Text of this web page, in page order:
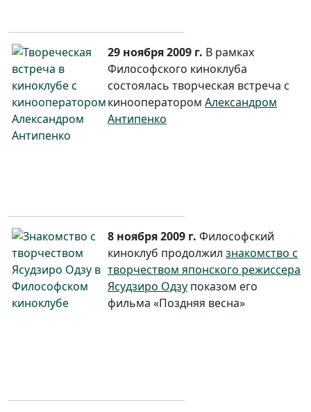
29 ноября 2009 г. В рамках
Философского киноклуба
состоялась творческая встреча с
кинооператором Александром
Антипенко
8 ноября 2009 г. Философский
киноклуб продолжил знакомство с
творчеством японского режиссера
Ясудзиро Одзу показом его
фильма «Поздняя весна»